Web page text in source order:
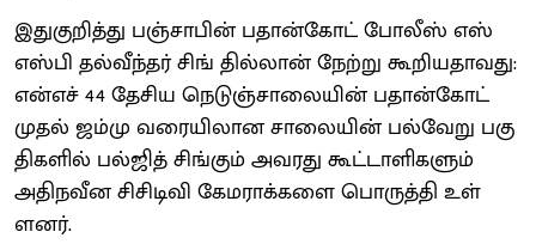
இதுகுறித்து பஞ்​சாபின் பதான்​கோட் போலீஸ் எஸ்​
எஸ்பி தல்​வீந்​தர் சிங் தில்​லான் நேற்று கூறிய​தாவது:
என்​எச் 44 தேசிய நெடுஞ்​சாலை​யின் பதான்​கோட்
முதல் ஜம்மு வரையி​லான சாலை​யின் பல்​வேறு பகு​
தி​களில் பல்​ஜித் சிங்​கும் அவரது கூட்​டாளி​களும்
அதிநவீன சிசிடிவி கேம​ராக்​களை பொருத்தி உள்​
ளனர்.